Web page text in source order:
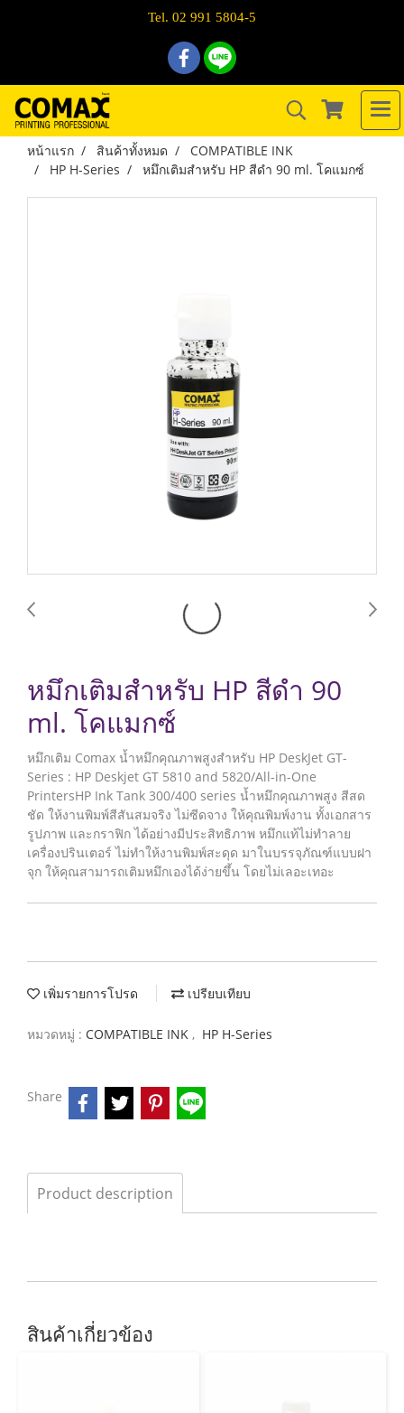
Tel. 02 991 5804-5
หน้าแรก สินค้าทั้งหมด
COMPATIBLE INK
HP H-Series
หมึกเติมสำหรับ HP สีดำ 90 ml. โคแมกซ์
หมึกเติมสำหรับ HP สีดำ 90
ml. โคแมกซ์
หมึกเติม Comax น้ำหมึกคุณภาพสูงสำหรับ HP DeskJet GT-
Series : HP Deskjet GT 5810 and 5820/All-in-One
PrintersHP Ink Tank 300/400 series น้ำหมึกคุณภาพสูง สีสด
ชัด ให้งานพิมพ์สีสันสมจริง ไม่ซีดจาง ให้คุณพิมพ์งาน ทั้งเอกสาร
รูปภาพ และกราฟิก ได้อย่างมีประสิทธิภาพ หมึกแท้ไม่ทำลาย
เครื่องปรินเตอร์ ไม่ทำให้งานพิมพ์สะดุด มาในบรรจุภัณฑ์แบบฝา
จุก ให้คุณสามารถเติมหมึกเองได้ง่ายขึ้น โดยไม่เลอะเทอะ
เพิ่มรายการโปรด เปรียบเทียบ
หมวดหมู่ : COMPATIBLE INK , HP H-Series
Share
Product description
สินค้าเกี่ยวข้อง